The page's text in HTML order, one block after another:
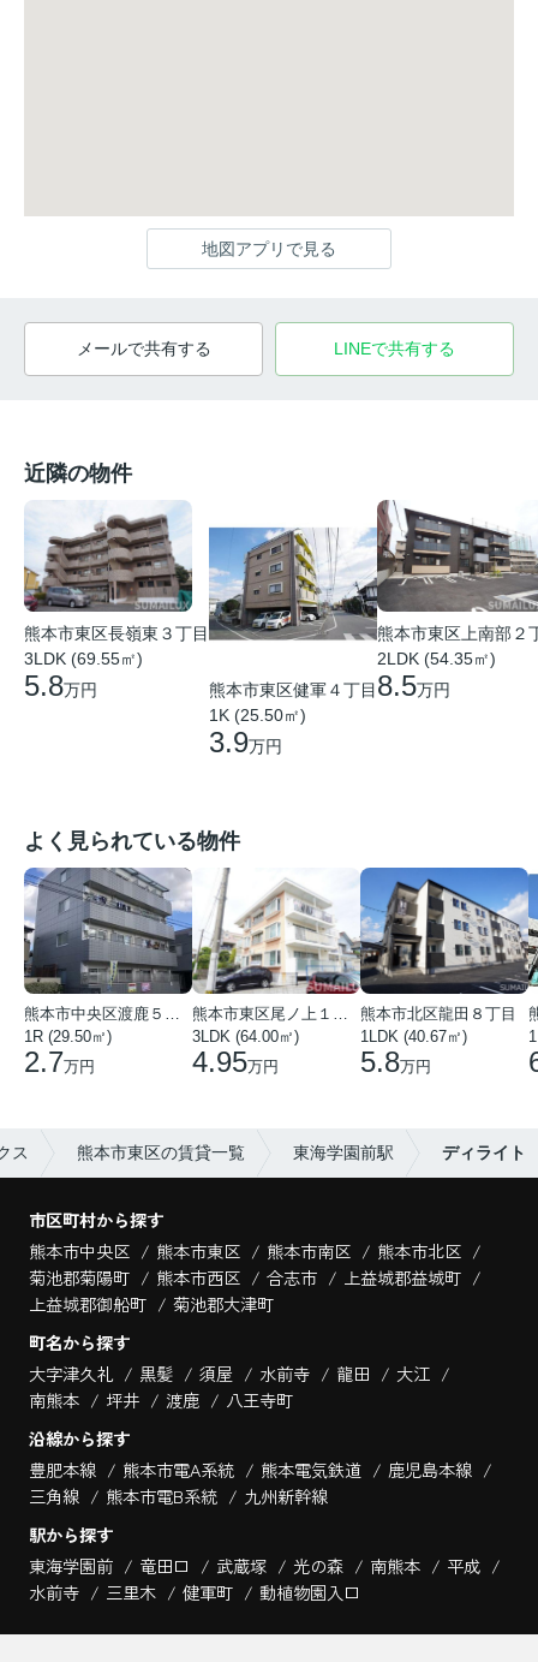
地図アプリで見る
メールで共有する LINEで共有する
近隣の物件
熊本市東区長嶺東３丁目
3LDK (69.55㎡)
5.8万円
熊本市東区健軍４丁目
1K (25.50㎡)
3.9万円
熊本市東区上南部２
2LDK (54.35㎡)
8.5万円
よく見られている物件
1R (29.50㎡)
2.7万円
3LDK (64.00㎡)
4.95万円
熊本市北区龍田８丁目
1LDK (40.67㎡)
5.8万円
ス 熊本市東区の賃貸一覧 東海学園前駅 ディライト
市区町村から探す
熊本市中央区
熊本市東区 熊本市南区
熊本市北区
菊池郡菊陽町
熊本市西区 合志市
上益城郡益城町
上益城郡御船町
菊池郡大津町
町名から探す
大字津久礼
黒髪 須屋 水前寺 龍田
大江
南熊本
坪井 渡鹿
八王寺町
沿線から探す
豊肥本線
熊本市電A系統 熊本電気鉄道
鹿児島本線
三角線
熊本市電B系統
九州新幹線
駅から探す
東海学園前
竜田口 武蔵塚 光の森 南熊本
平成
水前寺
三里木 健軍町 動植物園入口